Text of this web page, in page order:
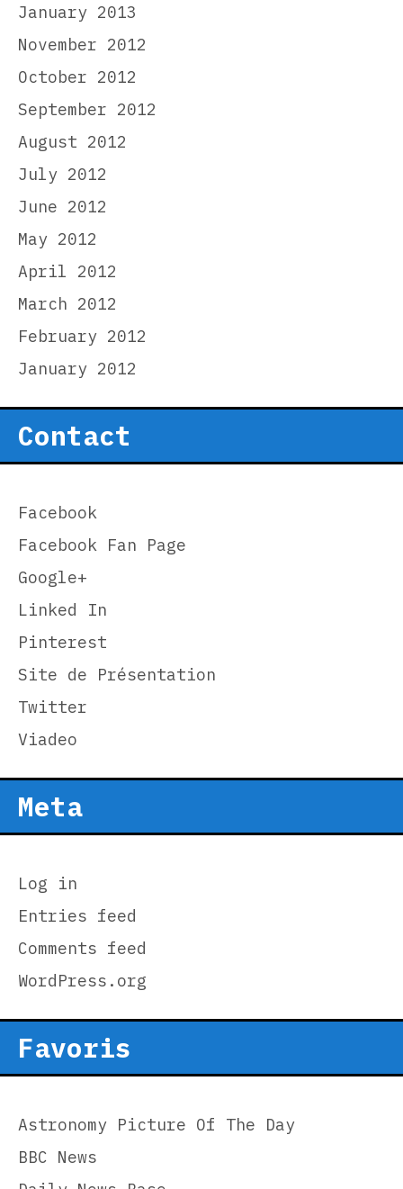
January 2013
November 2012
October 2012
September 2012
August 2012
July 2012
June 2012
May 2012
April 2012
March 2012
February 2012
January 2012
Contact
Facebook
Facebook Fan Page
Google+
Linked In
Pinterest
Site de Présentation
Twitter
Viadeo
Meta
Log in
Entries feed
Comments feed
WordPress.org
Favoris
Astronomy Picture Of The Day
BBC News